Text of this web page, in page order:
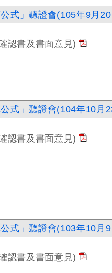
式」聽證會(105年9月
認書及書面意見)
式」聽證會(104年10月
認書及書面意見)
式」聽證會(103年10月
認書及書面意見)